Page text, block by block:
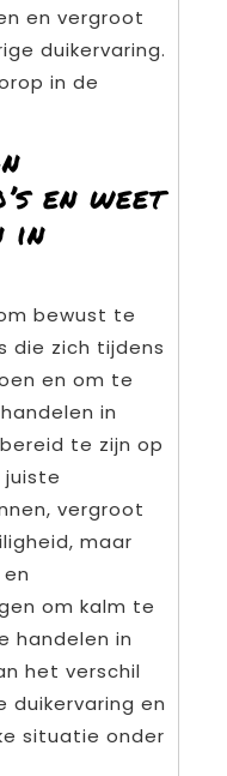
en vergroot
duikervaring.
in de
en weet
in
bewust te
die zich tijdens
en om te
in
te zijn op
juiste
vergroot
maar
om kalm te
handelen in
het verschil
duikervaring en
situatie onder